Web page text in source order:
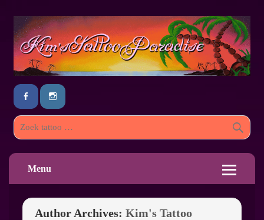
Menu
Author Archives: Kim's Tattoo